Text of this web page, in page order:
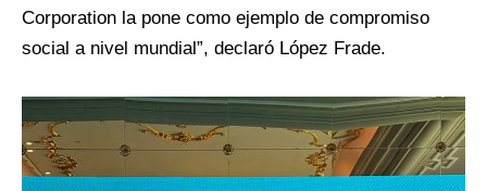
Corporation la pone como ejemplo de compromiso
social a nivel mundial”, declaró López Frade.